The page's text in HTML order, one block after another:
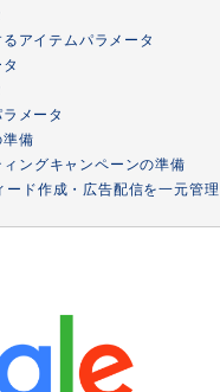
アイテムパラメータ
メータ
備
ングキャンペーンの準備
ド作成・広告配信を一元管理